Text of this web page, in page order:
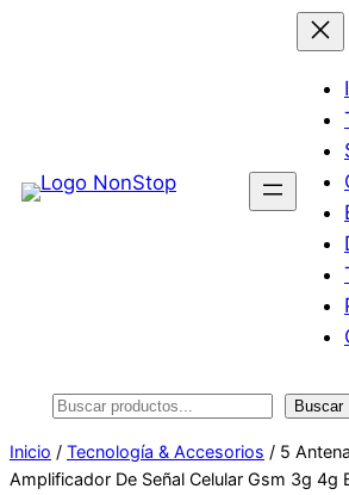
Buscar Buscar
Inicio / Tecnología & Accesorios / 5
Amplificador De Señal Celular Gsm 3g 4g